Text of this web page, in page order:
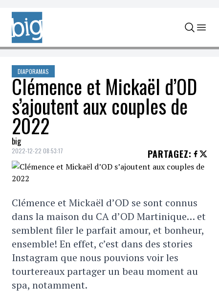
Skip to content
DIAPORAMAS
Clémence et Mickaël d’OD
s’ajoutent aux couples de
2022
big
2022-12-22 08:53:17 PARTAGEZ:
Clémence et Mickaël d’OD se sont connus
dans la maison du CA d’OD Martinique… et
semblent filer le parfait amour, et bonheur,
ensemble! En effet, c’est dans des stories
Instagram que nous pouvions voir les
tourtereaux partager un beau moment au
spa, notamment.